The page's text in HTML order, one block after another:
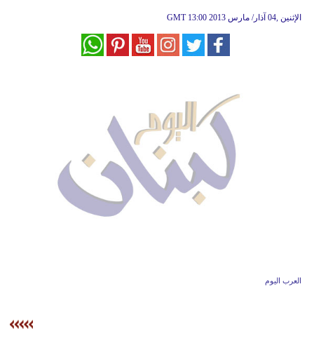
GMT 13:00 2013 الإثنين ,04 آذار/ مارس
العرب اليوم